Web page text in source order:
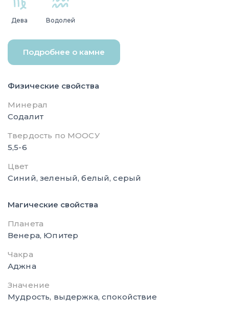
Дева Водолей
Подробнее о камне
Физические свойства
Минерал
Содалит
Твердость по МООСУ
5,5-6
Цвет
Синий, зеленый, белый, серый
Магические свойства
Планета
Венера, Юпитер
Чакра
Аджна
Значение
Мудрость, выдержка, спокойствие